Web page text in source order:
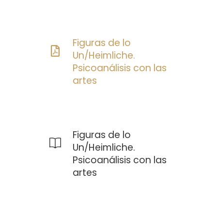
Figuras de lo
Un/Heimliche.
Psicoanálisis con las
artes
Figuras de lo
Un/Heimliche.
Psicoanálisis con las
artes